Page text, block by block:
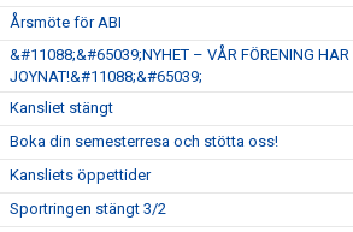
Årsmöte för ABI
&#11088;&#65039;NYHET – VÅR FÖRENING HAR
JOYNAT!&#11088;&#65039;
Kansliet stängt
Boka din semesterresa och stötta oss!
Kansliets öppettider
Sportringen stängt 3/2